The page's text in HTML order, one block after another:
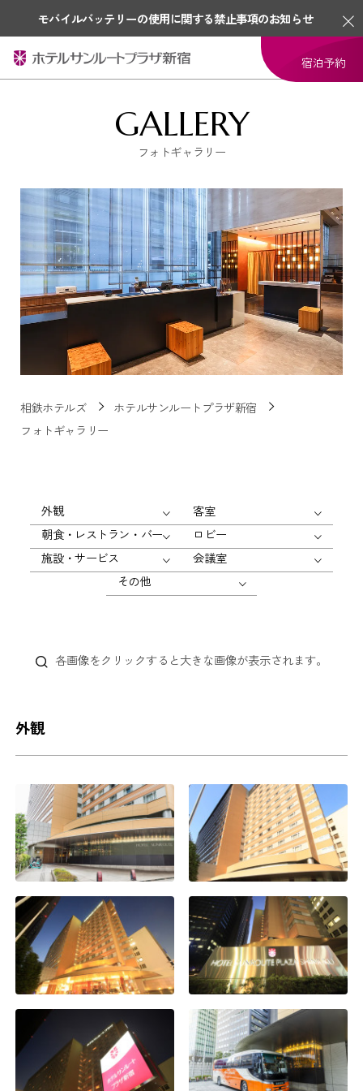
モバイルバッテリーの使用に関する禁止事項のお知らせ
宿泊予約
GALLERY
フォトギャラリー
相鉄ホテルズ
ホテルサンルートプラザ新宿
フォトギャラリー
外観
客室
朝食・レストラン・バー
ロビー
施設・サービス
会議室
その他
各画像をクリックすると大きな画像が表示されます。
外観